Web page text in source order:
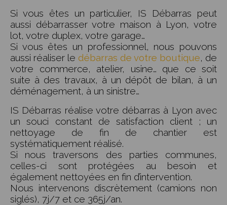
Si vous êtes un particulier, IS Débarras peut
aussi débarrasser votre maison à Lyon, votre
lot, votre duplex, votre garage…
Si vous êtes un professionnel, nous pouvons
aussi réaliser le débarras de votre boutique, de
votre commerce, atelier, usine… que ce soit
suite à des travaux, à un dépôt de bilan, à un
déménagement, à un sinistre…
IS Débarras réalise votre débarras à Lyon avec
un souci constant de satisfaction client ; un
nettoyage de fin de chantier est
systématiquement réalisé.
Si nous traversons des parties communes,
celles-ci sont protégées au besoin et
également nettoyées en fin d’intervention.
Nous intervenons discrètement (camions non
siglés), 7j/7 et ce 365j/an.